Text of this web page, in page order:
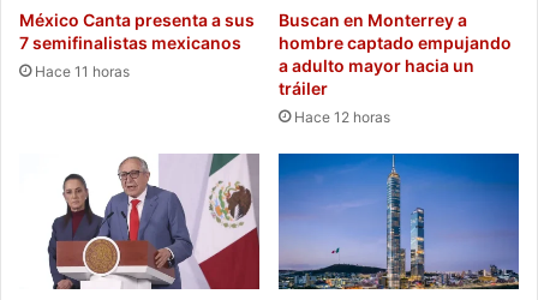
México Canta presenta a sus
7 semifinalistas mexicanos
Hace 11 horas
Buscan en Monterrey a
hombre captado empujando
a adulto mayor hacia un
tráiler
Hace 12 horas